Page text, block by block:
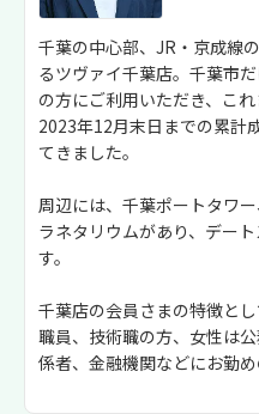
千葉の中心部、JR・京成線
るツヴァイ千葉店。千葉市
の方にご利用いただき、こ
2023年12月末日までの累計
てきました。
周辺には、千葉ポートタワ
ラネタリウムがあり、デー
す。
千葉店の会員さまの特徴と
職員、技術職の方、女性は
係者、金融機関などにお勤